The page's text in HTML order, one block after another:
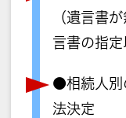
（遺言書
言書の指定
●相続人別
法決定